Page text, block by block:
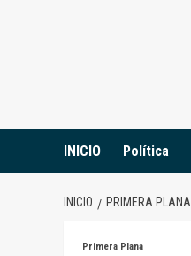
INICIO Política
INICIO PRIMERA PLANA
Primera Plana